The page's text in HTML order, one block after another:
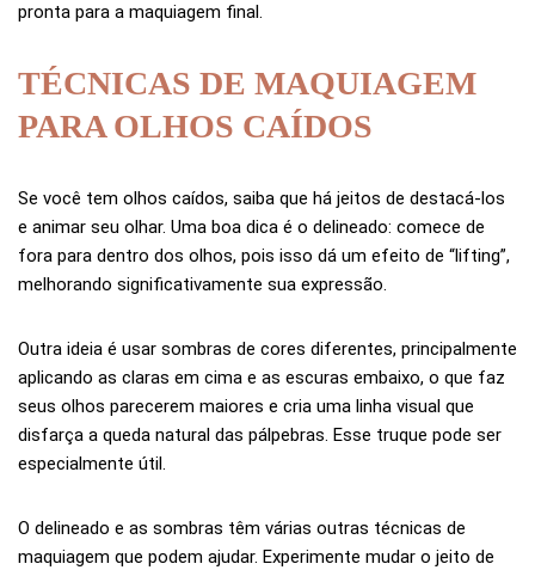
pronta para a maquiagem final.
TÉCNICAS DE MAQUIAGEM
PARA OLHOS CAÍDOS
Se você tem olhos caídos, saiba que há jeitos de destacá-los
e animar seu olhar. Uma boa dica é o delineado: comece de
fora para dentro dos olhos, pois isso dá um efeito de “lifting”,
melhorando significativamente sua expressão.
Outra ideia é usar sombras de cores diferentes, principalmente
aplicando as claras em cima e as escuras embaixo, o que faz
seus olhos parecerem maiores e cria uma linha visual que
disfarça a queda natural das pálpebras. Esse truque pode ser
especialmente útil.
O delineado e as sombras têm várias outras técnicas de
maquiagem que podem ajudar. Experimente mudar o jeito de